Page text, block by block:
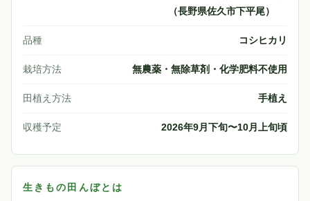
（長野県佐久市下平尾）
品種 コシヒカリ
栽培方法 無農薬・無除草剤・化学肥料不使用
田植え方法 手植え
収穫予定 2026年9月下旬〜10月上旬頃
生きもの田んぼとは